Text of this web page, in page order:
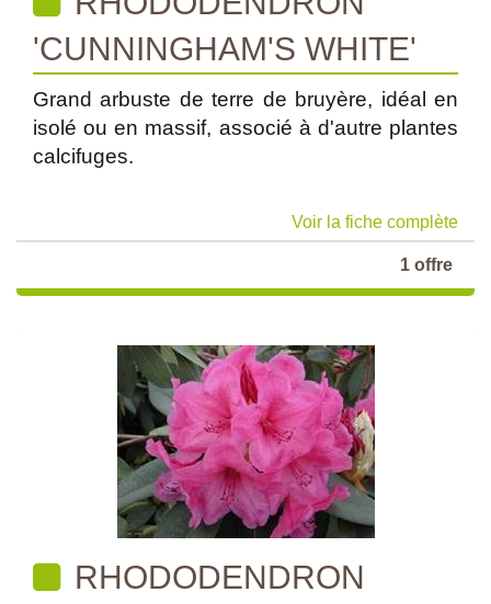
'CUNNINGHAM'S WHITE'
Grand arbuste de terre de bruyère, idéal en
isolé ou en massif, associé à d'autre plantes
calcifuges.
Voir la fiche complète
1 offre
RHODODENDRON